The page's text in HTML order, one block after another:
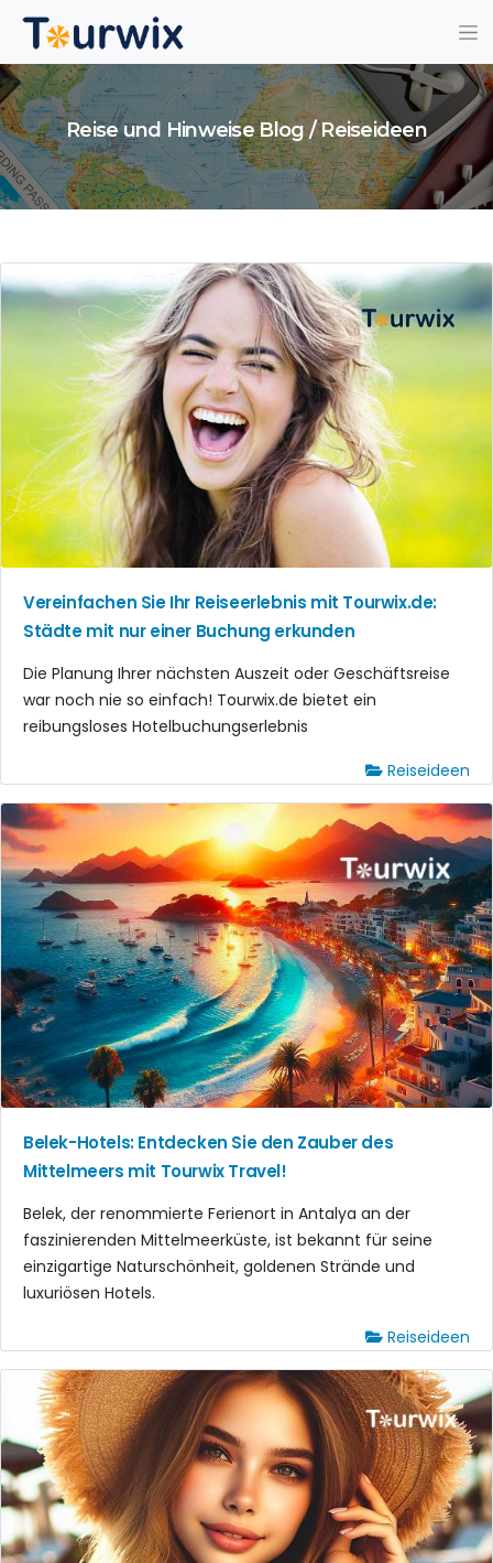
Reise und Hinweise Blog / Reiseideen
Vereinfachen Sie Ihr Reiseerlebnis mit Tourwix.de:
Städte mit nur einer Buchung erkunden
Die Planung Ihrer nächsten Auszeit oder Geschäftsreise
war noch nie so einfach! Tourwix.de bietet ein
reibungsloses Hotelbuchungserlebnis
Reiseideen
Belek-Hotels: Entdecken Sie den Zauber des
Mittelmeers mit Tourwix Travel!
Belek, der renommierte Ferienort in Antalya an der
faszinierenden Mittelmeerküste, ist bekannt für seine
einzigartige Naturschönheit, goldenen Strände und
luxuriösen Hotels.
Reiseideen